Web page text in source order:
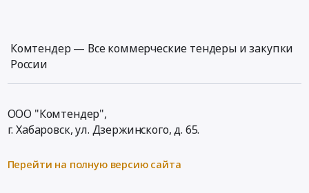
Комтендер — Все коммерческие тендеры и закупки
России
ООО "Комтендер",
г. Хабаровск,ул. Дзержинского, д. 65.
Перейти на полную версию сайта